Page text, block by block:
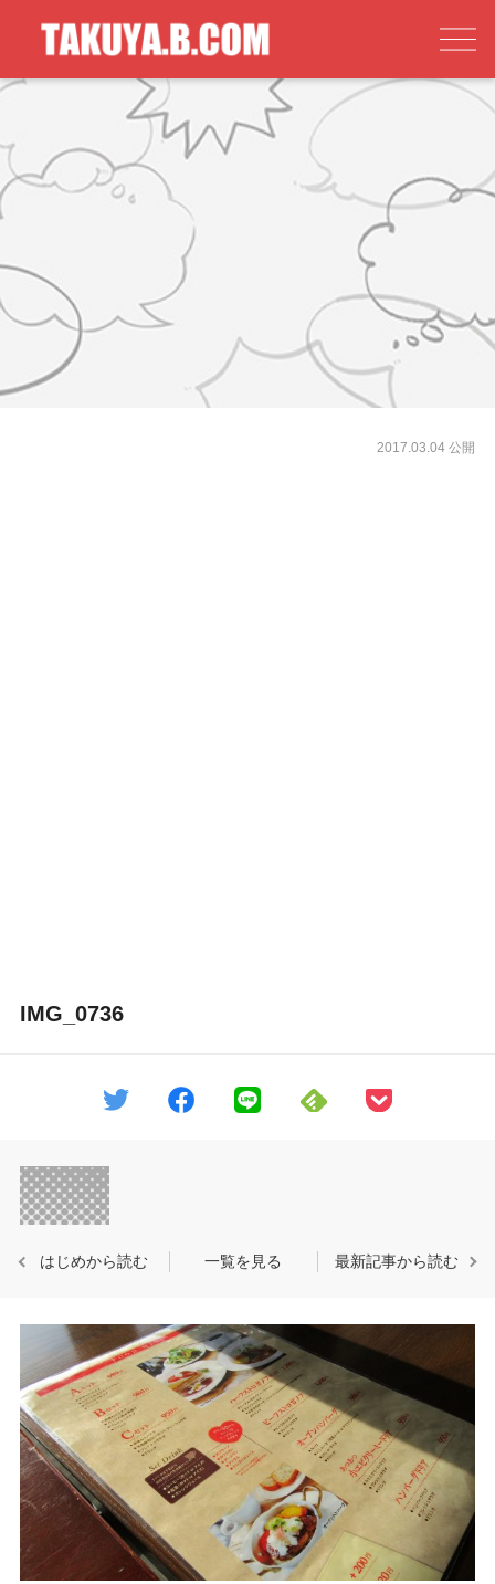
2017.03.04 公開
IMG_0736
はじめから読む 一覧を見る 最新記事から読む